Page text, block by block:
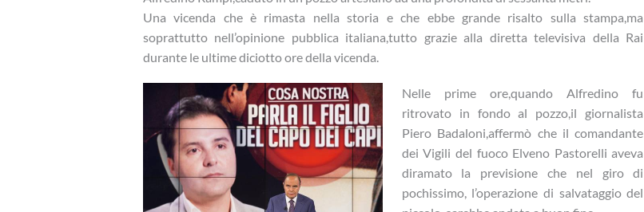
Una vicenda che è rimasta nella storia e che ebbe grande risalto sulla stampa,ma
soprattutto nell’opinione pubblica italiana,tutto grazie alla diretta televisiva della Rai
durante le ultime diciotto ore della vicenda.
Nelle prime ore,quando Alfredino fu
ritrovato in fondo al pozzo,il giornalista
Piero Badaloni,affermò che il comandante
dei Vigili del fuoco Elveno Pastorelli aveva
diramato la previsione che nel giro di
pochissimo, l’operazione di salvataggio del